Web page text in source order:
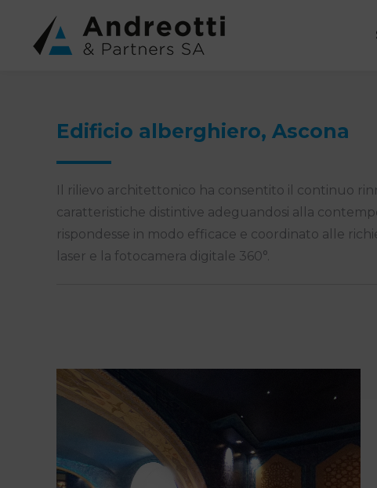
Edificio alberghiero, Ascona
Il rilievo architettonico ha consentito il continuo
caratteristiche distintive adeguandosi alla
rispondesse in modo efficace e coordinato alle
laser e la fotocamera digitale 360°.